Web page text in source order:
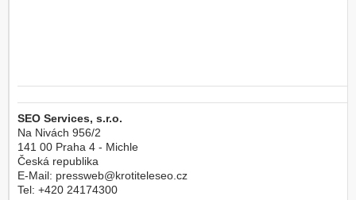
SEO Services, s.r.o.
Na Nivách 956/2
141 00 Praha 4 - Michle
Česká republika
E-Mail: pressweb@krotiteleseo.cz
Tel: +420 24174300